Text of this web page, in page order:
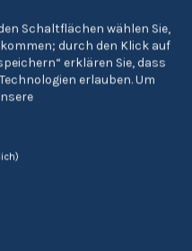
Oberschulzentrum
Schlanders
Schaltflächen wählen Sie,
durch den Klick auf
erklären Sie, dass
erlauben.Um